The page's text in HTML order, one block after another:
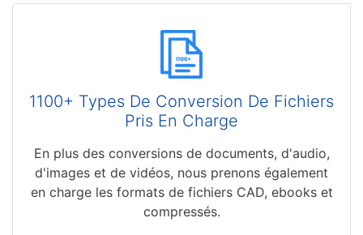
1100+ Types De Conversion De Fichiers
Pris En Charge
En plus des conversions de documents, d'audio,
d'images et de vidéos, nous prenons également
en charge les formats de fichiers CAD, ebooks et
compressés.